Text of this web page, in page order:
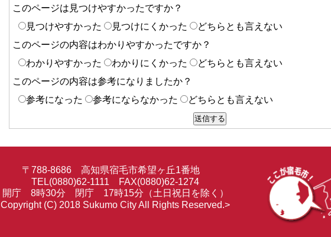
このページは見つけやすかったですか？
見つけやすかった
見つけにくかった
どちらとも言えない
このページの内容はわかりやすかったですか？
わかりやすかった
わかりにくかった
どちらとも言えない
このページの内容は参考になりましたか？
参考になった
参考にならなかった どちらとも言えない
〒788-8686 高知県宿毛市希望ヶ丘1番地
TEL(0880)62-1111 FAX(0880)62-1274
開庁 8時30分 閉庁 17時15分（土日祝日を除く）
Copyright (C) 2018 Sukumo City All Rights Reserved.>